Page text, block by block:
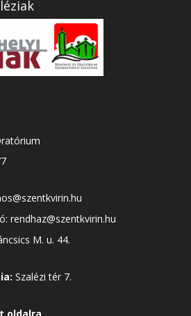
rendhaz@szentkvirin.hu
M. u. 44.
Szalézi tér 7.